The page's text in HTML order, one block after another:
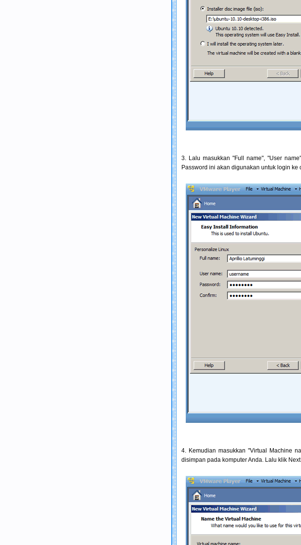
3. Lalu masukkan "Full name", "User
Password ini akan digunakan untuk login
4. Kemudian masukkan "Virtual Machine
disimpan pada komputer Anda. Lalu klik